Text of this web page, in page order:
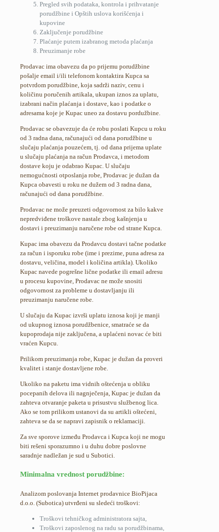
Pregled svih podataka, kontrola i prihvatanje
porudžbine i Opštih uslova korišćenja i
kupovine
Zaključenje porudžbine
Plaćanje putem izabranog metoda plaćanja
Preuzimanje robe
Prodavac ima obavezu da po prijemu porudžbine
pošalje email i/ili telefonom kontaktira Kupca sa
potvrdom porudžbine, koja sadrži naziv, cenu i
količinu poručenih artikala, ukupan iznos za uplatu,
izabrani način plaćanja i dostave, kao i podatke o
adresama koje je Kupac uneo za dostavu pordužbine.
Prodavac se obavezuje da će robu poslati Kupcu u roku
od 3 radna dana, računajući od dana porudžbine u
slučaju plaćanja pouzećem, tj. od dana prijema uplate
u slučaju plaćanja na račun Prodavca, i metodom
dostave koju je odabrao Kupac. U slučaju
nemogućnosti otposlanja robe, Prodavac je dužan da
Kupca obavesti u roku ne dužem od 3 radna dana,
računajući od dana porudžbine.
Prodavac ne može preuzeti odgovornost za bilo kakve
nepredviđene troškove nastale zbog kašnjenja u
dostavi i preuzimanju naručene robe od strane Kupca.
Kupac ima obavezu da Prodavcu dostavi tačne podatke
za račun i isporuku robe (ime i prezime, puna adresa za
dostavu, veličina, model i količina artikla). Ukoliko
Kupac navede pogrešne lične podatke ili email adresu
u procesu kupovine, Prodavac ne može snositi
odgovornost za probleme u dostavljanju ili
preuzimanju naručene robe.
U slučaju da Kupac izvrši uplatu iznosa koji je manji
od ukupnog iznosa porudžbenice, smatraće se da
kupoprodaja nije zaključena, a uplaćeni novac će biti
vraćen Kupcu.
Prilikom preuzimanja robe, Kupac je dužan da proveri
kvalitet i stanje dostavljene robe.
Ukoliko na paketu ima vidnih oštećenja u obliku
pocepanih delova ili nagnječenja, Kupac je dužan da
zahteva otvaranje paketa u prisustvu službenog lica.
Ako se tom prilikom ustanovi da su artikli oštećeni,
zahteva se da se napravi zapisnik o reklamaciji.
Za sve sporove između Prodavca i Kupca koji ne mogu
biti rešeni sporazumno i u duhu dobre poslovne
saradnje nadležan je sud u Subotici.
Minimalna vrednost porudžbine:
Analizom poslovanja Internet prodavnice BioPijaca
d.o.o. (Subotica) utvrđeni su sledeći troškovi:
Troškovi tehničkog administratora sajta,
Troškovi zaposlenog na radu sa porudžbinama,